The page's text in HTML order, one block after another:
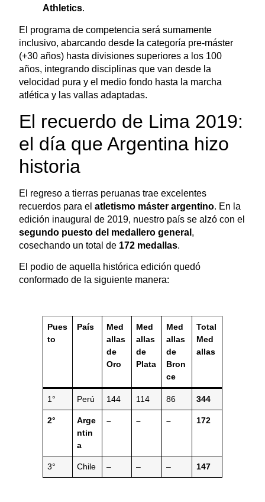
Athletics.
El programa de competencia será sumamente
inclusivo, abarcando desde la categoría pre-máster
(+30 años) hasta divisiones superiores a los 100
años, integrando disciplinas que van desde la
velocidad pura y el medio fondo hasta la marcha
atlética y las vallas adaptadas.
El recuerdo de Lima 2019:
el día que Argentina hizo
historia
El regreso a tierras peruanas trae excelentes
recuerdos para el atletismo máster argentino. En la
edición inaugural de 2019, nuestro país se alzó con el
segundo puesto del medallero general ,
cosechando un total de 172 medallas.
El podio de aquella histórica edición quedó
conformado de la siguiente manera:
Pues
to
País
Med
allas
de
Oro
Med
allas
de
Plata
Med
allas
de
Bron
ce
Total
Med
allas
1° Perú 144 114 86 344
2°
Arge
ntin
a
– – – 172
3° Chile – – – 147